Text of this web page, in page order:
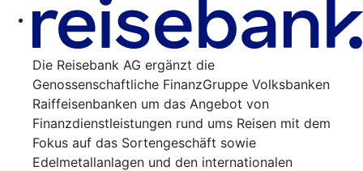
Die Reisebank AG ergänzt die
Genossenschaftliche FinanzGruppe Volksbanken
Raiffeisenbanken um das Angebot von
Finanzdienstleistungen rund ums Reisen mit dem
Fokus auf das Sortengeschäft sowie
Edelmetallanlagen und den internationalen